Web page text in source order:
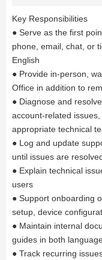
Key Responsibilities
● Serve as the first
phone, email, chat, or
English
● Provide in-person,
Office in addition to
● Diagnose and
account-related
appropriate technical
● Log and update
until issues are
● Explain technical
users
● Support onboarding
setup, device
● Maintain internal
guides in both
● Track recurring